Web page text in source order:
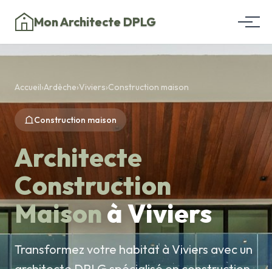
Mon Architecte DPLG
Accueil›Ardèche›Viviers›Construction maison
Construction maison
Architecte
Construction
Maisonà Viviers
Transformez votre habitat à Viviers avec un